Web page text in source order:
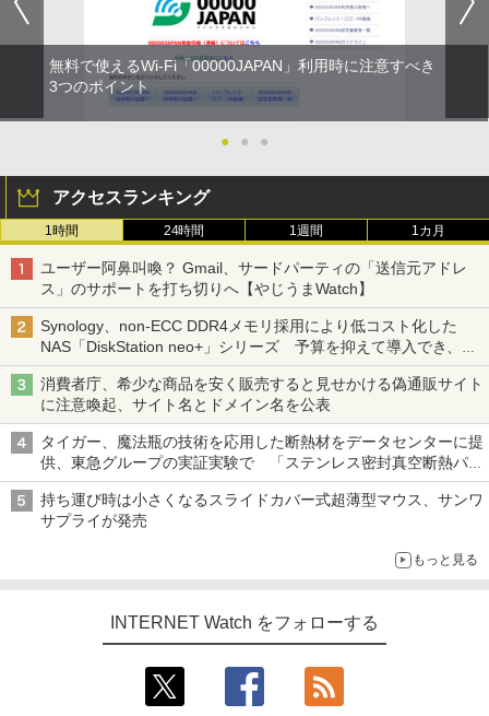
無料で使えるWi-Fi「00000JAPAN」利用時に注意すべき
3つのポイント
● ● ●
アクセスランキング
1時間 24時間 1週間 1カ月
ユーザー阿鼻叫喚？ Gmail、サードパーティの「送信元アドレ
ス」のサポートを打ち切りへ【やじうまWatch】
Synology、non-ECC DDR4メモリ採用により低コスト化した
NAS「DiskStation neo+」シリーズ 予算を抑えて導入でき、
ECCメモリへのアップグレードも可能
消費者庁、希少な商品を安く販売すると見せかける偽通販サイト
に注意喚起、サイト名とドメイン名を公表
タイガー、魔法瓶の技術を応用した断熱材をデータセンターに提
供、東急グループの実証実験で 「ステンレス密封真空断熱パネ
ル TIVIP」
持ち運び時は小さくなるスライドカバー式超薄型マウス、サンワ
サプライが発売
もっと見る
INTERNET Watch をフォローする